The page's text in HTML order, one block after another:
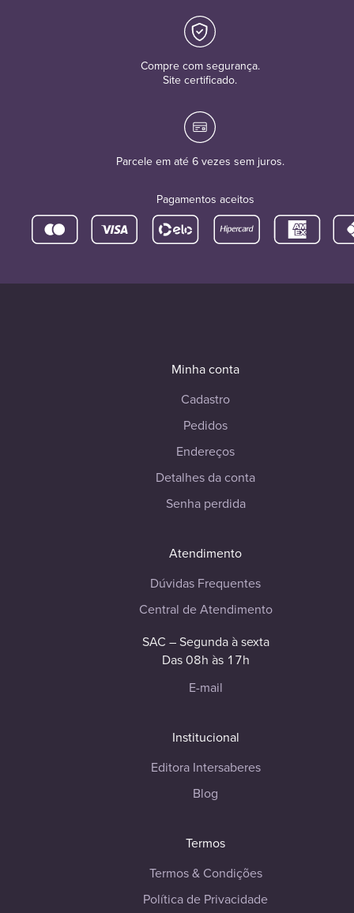
Compre com segurança.
Site certificado.
Parcele em até 6 vezes sem juros.
Pagamentos aceitos
Minha conta
Cadastro
Pedidos
Endereços
Detalhes da conta
Senha perdida
Atendimento
Dúvidas Frequentes
Central de Atendimento
SAC – Segunda à sexta
Das 08h às 17h
E-mail
Institucional
Editora Intersaberes
Blog
Termos
Termos & Condições
Política de Privacidade